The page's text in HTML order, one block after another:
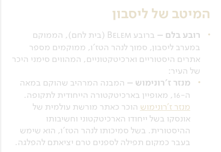
המיטב של ליסבון
רובע בלם –
ברובע Belem (בית לחם), הממוקם
במערב ליסבון, סמוך לנהר הטז'ו, ממוקמים מספר
אתרים היסטוריים וארכיטקטוניים, המהווים סימני היכר
של העיר:
מנזר ז'רונימוש – המבנה המרהיב שהוקם במאה
ה-16, מאופיין בארכיטקטורה הייחודית לתקופה.
מנזר ז'רונימוש הוכר כאתר מורשת עולמית של
אונסקו בשל ייחודו הארכיטקטוני וחשיבותו
ההיסטורית. בשל סמיכותו לנהר הטז'ו, הוא שימש
בעבר כמקום תפילה לספנים טרם יציאתם להפלגה.